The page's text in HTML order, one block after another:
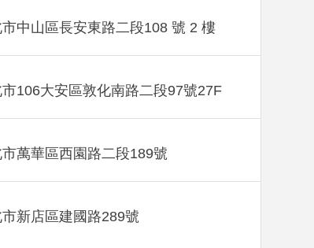
中山區長安東路二段108 號 2 樓
106大安區敦化南路二段97號27F
萬華區西園路二段189號
新店區建國路289號